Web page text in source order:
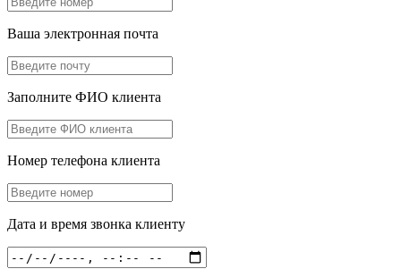
Ваша электронная почта
Заполните ФИО клиента
Номер телефона клиента
Дата и время звонка клиенту